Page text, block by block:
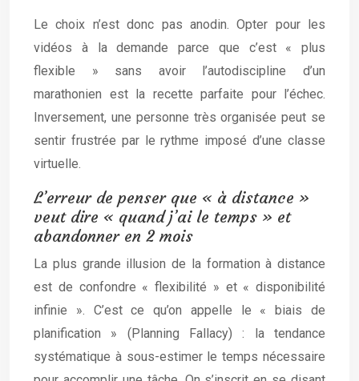
Le choix n’est donc pas anodin. Opter pour les
vidéos à la demande parce que c’est « plus
flexible » sans avoir l’autodiscipline d’un
marathonien est la recette parfaite pour l’échec.
Inversement, une personne très organisée peut se
sentir frustrée par le rythme imposé d’une classe
virtuelle.
L’erreur de penser que « à distance »
veut dire « quand j’ai le temps » et
abandonner en 2 mois
La plus grande illusion de la formation à distance
est de confondre « flexibilité » et « disponibilité
infinie ». C’est ce qu’on appelle le « biais de
planification » (Planning Fallacy) : la tendance
systématique à sous-estimer le temps nécessaire